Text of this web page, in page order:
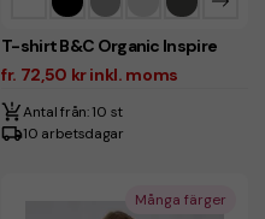
T-shirt B&C Organic Inspire
fr. 72,50 kr inkl. moms
Antal från: 10 st
10 arbetsdagar
Många färger